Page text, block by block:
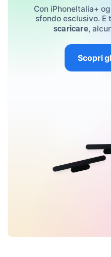
Con iPhoneItalia+
sfondo esclusivo. E
scaricare,
Scopri